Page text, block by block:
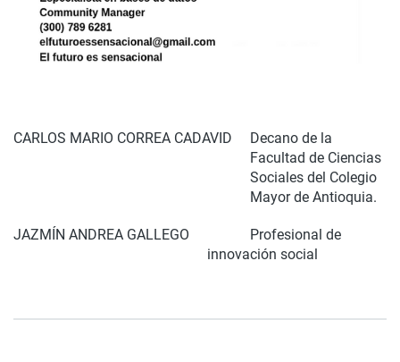
CARLOS MARIO CORREA CADAVID
Decano de la
Facultad de Ciencias
Sociales del Colegio
Mayor de Antioquia.
JAZMÍN ANDREA GALLEGO
Profesional de
innovación social